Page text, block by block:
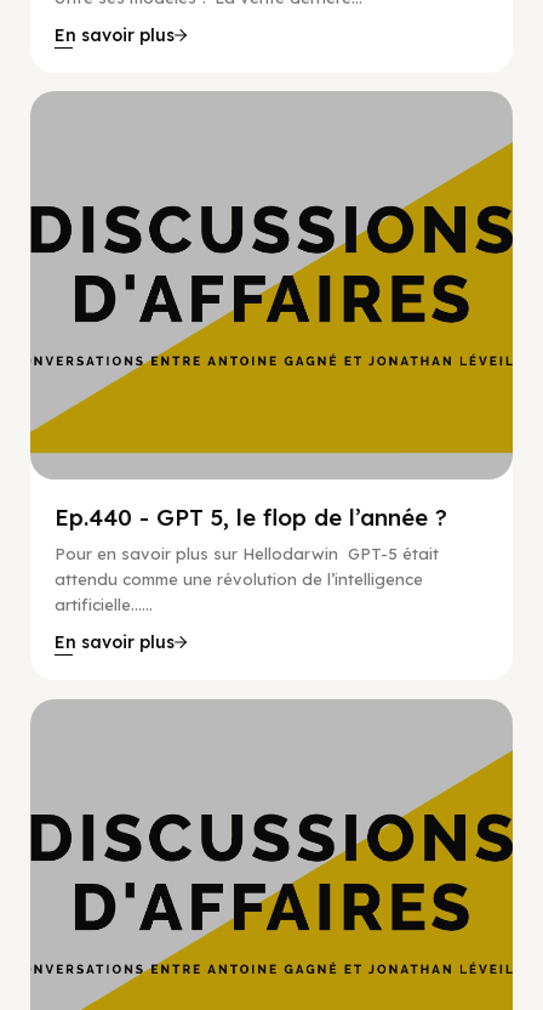
En savoir plus
Ep.440 - GPT 5, le flop de l’année ?
Pour en savoir plus sur Hellodarwin GPT-5 était
attendu comme une révolution de l’intelligence
artificielle…...
En savoir plus